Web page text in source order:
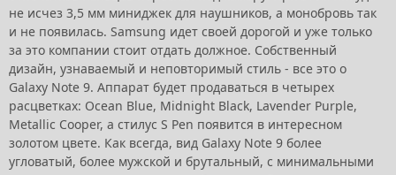
не исчез 3,5 мм миниджек для наушников, а монобровь так
и не появилась. Samsung идет своей дорогой и уже только
за это компании стоит отдать должное. Собственный
дизайн, узнаваемый и неповторимый стиль - все это о
Galaxy Note 9. Аппарат будет продаваться в четырех
расцветках: Ocean Blue, Midnight Black, Lavender Purple,
Metallic Cooper, а стилус S Pen появится в интересном
золотом цвете. Как всегда, вид Galaxy Note 9 более
угловатый, более мужской и брутальный, с минимальными